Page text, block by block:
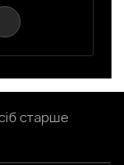
старше